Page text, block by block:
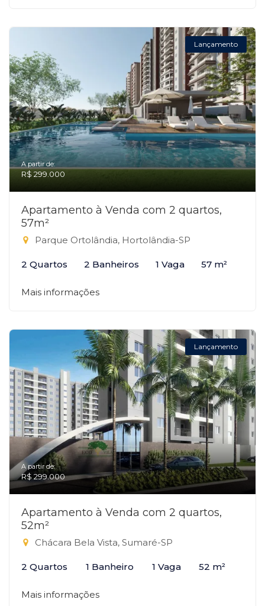
Lançamento
A partir de:
R$ 299.000
Apartamento à Venda com 2 quartos,
57m²
Parque Ortolândia, Hortolândia-SP
2 Quartos 2 Banheiros 1 Vaga 57 m²
Mais informações
Lançamento
A partir de:
R$ 299.000
Apartamento à Venda com 2 quartos,
52m²
Chácara Bela Vista, Sumaré-SP
2 Quartos 1 Banheiro 1 Vaga 52 m²
Mais informações